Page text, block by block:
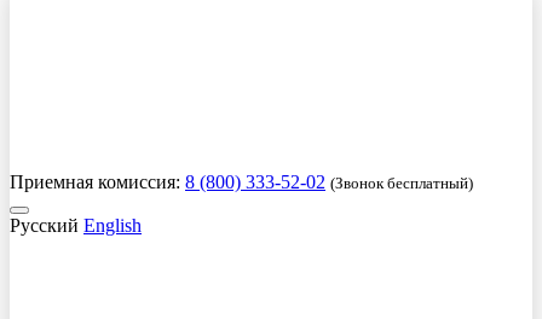
Приемная комиссия: 8 (800) 333-52-02 (Звонок бесплатный)
Русский English